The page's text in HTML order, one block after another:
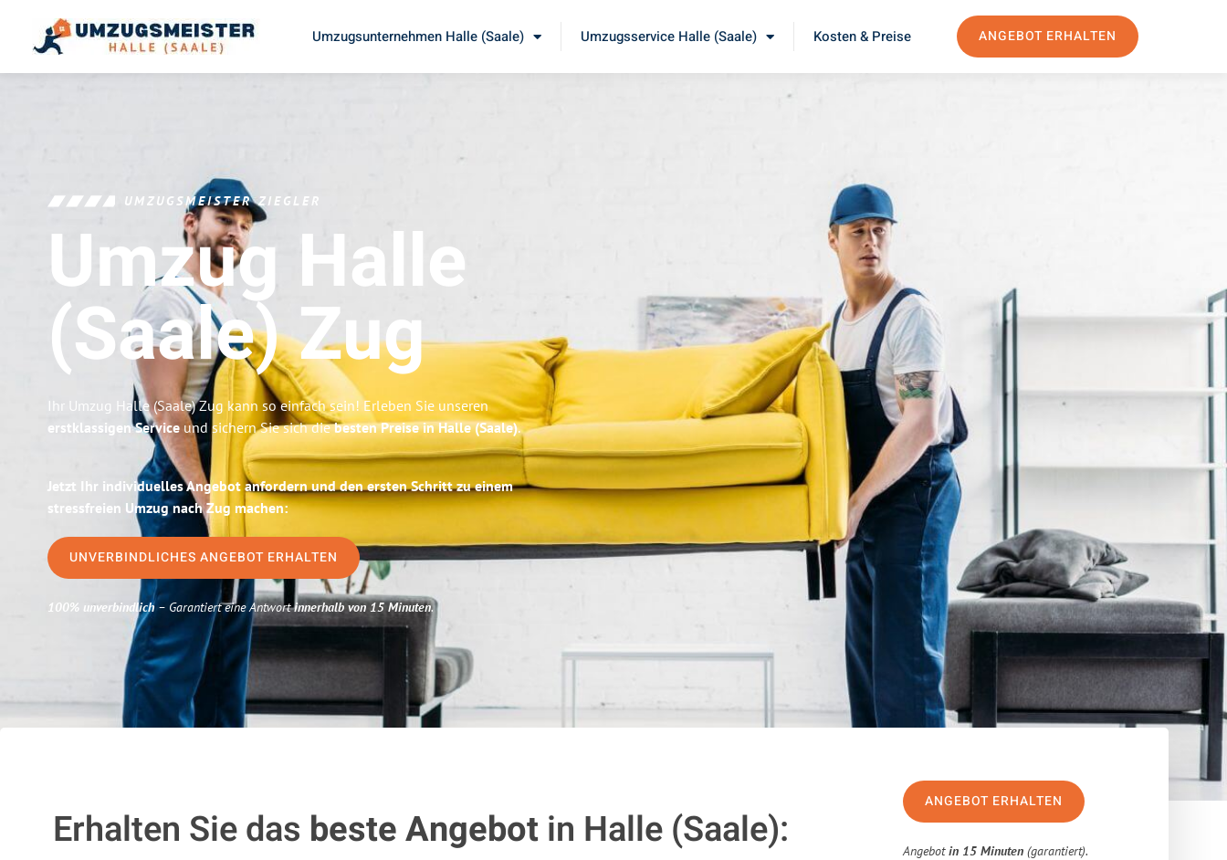
Umzugsunternehmen Halle (Saale) Umzugsservice Halle (Saale) Kosten & Preise ANGEBOT ERHALTEN
UMZUGSMEISTER ZIEGLER
Umzug Halle
(Saale)Zug
Ihr Umzug Halle (Saale) Zug kann so einfach sein! Erleben Sie unseren
erstklassigen Service und sichern Sie sich diebesten Preise in Halle (Saale).
Jetzt Ihr individuelles Angebot anfordern und den ersten Schritt zu einem
stressfreien Umzug nach Zug machen:
UNVERBINDLICHES ANGEBOT ERHALTEN
100% unverbindlich– Garantiert eine Antwortinnerhalb von 15 Minuten.
Erhalten Sie das beste Angebotin Halle (Saale):
ANGEBOT ERHALTEN
Angebotin 15 Minuten (garantiert).